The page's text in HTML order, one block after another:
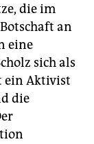
die im
an
eine
sich als
ein Aktivist
die